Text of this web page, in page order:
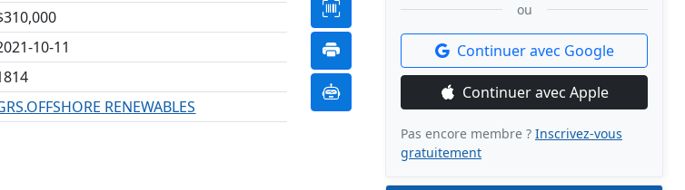
10-11
RENEWABLES
ou
Continuer avec Google
Continuer avec Apple
Pas encore membre ? Inscrivez-vous
gratuitement